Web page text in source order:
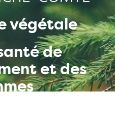
végétale
de
et des